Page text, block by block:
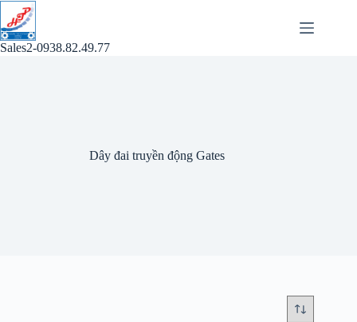
Chuyển
đến
phần
nội
Sales2-0938.82.49.77
Dây đai truyền động Gates